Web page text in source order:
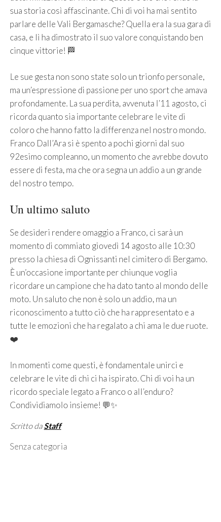
sua storia così affascinante. Chi di voi ha mai sentito
parlare delle Vali Bergamasche? Quella era la sua gara di
casa, e lì ha dimostrato il suo valore conquistando ben
cinque vittorie! 🏁
Le sue gesta non sono state solo un trionfo personale,
ma un’espressione di passione per uno sport che amava
profondamente. La sua perdita, avvenuta l’11 agosto, ci
ricorda quanto sia importante celebrare le vite di
coloro che hanno fatto la differenza nel nostro mondo.
Franco Dall’Ara si è spento a pochi giorni dal suo
92esimo compleanno, un momento che avrebbe dovuto
essere di festa, ma che ora segna un addio a un grande
del nostro tempo.
Un ultimo saluto
Se desideri rendere omaggio a Franco, ci sarà un
momento di commiato giovedì 14 agosto alle 10:30
presso la chiesa di Ognissanti nel cimitero di Bergamo.
È un’occasione importante per chiunque voglia
ricordare un campione che ha dato tanto al mondo delle
moto. Un saluto che non è solo un addio, ma un
riconoscimento a tutto ciò che ha rappresentato e a
tutte le emozioni che ha regalato a chi ama le due ruote.
❤️
In momenti come questi, è fondamentale unirci e
celebrare le vite di chi ci ha ispirato. Chi di voi ha un
ricordo speciale legato a Franco o all’enduro?
Condividiamolo insieme! 💬✨
Scritto da Staff
Categorie
Senza categoria